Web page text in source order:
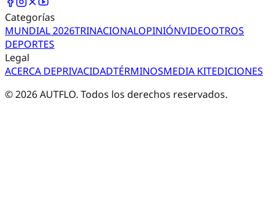
Categorías
MUNDIAL 2026TRINACIONALOPINIÓNVIDEOOTROS
DEPORTES
Legal
ACERCA DEPRIVACIDADTÉRMINOSMEDIA KITEDICIONES
©2026AUTFLO. Todos los derechos reservados.